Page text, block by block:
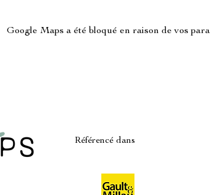
Google Maps a été bloqué en raison de vos
Référencé dans